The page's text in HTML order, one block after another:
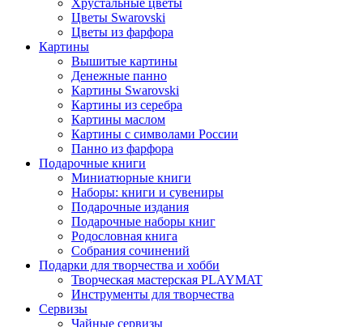
Хрустальные цветы
Цветы Swarovski
Цветы из фарфора
Картины
Вышитые картины
Денежные панно
Картины Swarovski
Картины из серебра
Картины маслом
Картины с символами России
Панно из фарфора
Подарочные книги
Миниатюрные книги
Наборы: книги и сувениры
Подарочные издания
Подарочные наборы книг
Родословная книга
Собрания сочинений
Подарки для творчества и хобби
Творческая мастерская PLAYMAT
Инструменты для творчества
Cервизы
Чайные сервизы